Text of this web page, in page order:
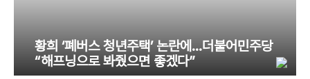
황희 ‘폐버스 청년주택’ 논란에…더불어민주당
“해프닝으로 봐줬으면 좋겠다”